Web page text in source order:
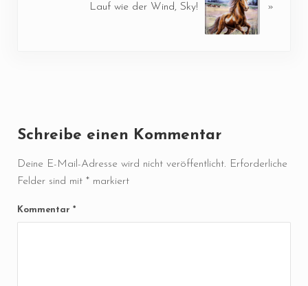
Lauf wie der Wind, Sky! »
Schreibe einen Kommentar
Deine E-Mail-Adresse wird nicht veröffentlicht. Erforderliche
Felder sind mit *markiert
Kommentar *